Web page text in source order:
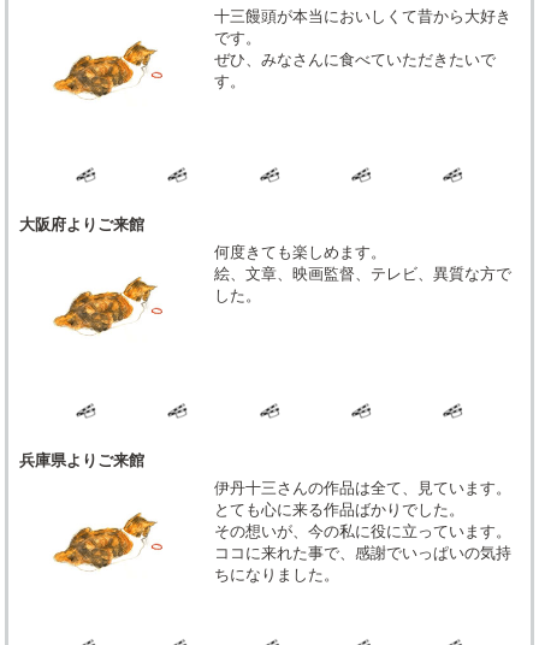
十三饅頭が本当においしくて昔から大好き
です。
ぜひ、みなさんに食べていただきたいで
す。
大阪府よりご来館
何度きても楽しめます。
絵、文章、映画監督、テレビ、異質な方で
した。
兵庫県よりご来館
伊丹十三さんの作品は全て、見ています。
とても心に来る作品ばかりでした。
その想いが、今の私に役に立っています。
ココに来れた事で、感謝でいっぱいの気持
ちになりました。